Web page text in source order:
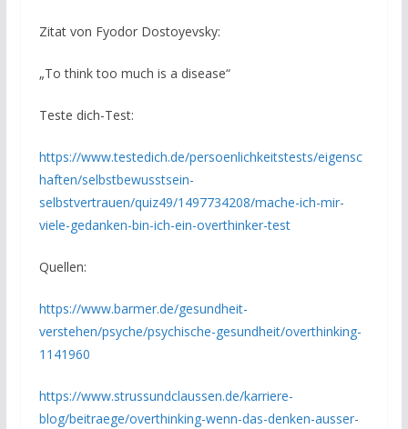
Zitat von Fyodor Dostoyevsky:
„To think too much is a disease“
Teste dich-Test:
https://www.testedich.de/persoenlichkeitstests/eigensc
haften/selbstbewusstsein-
selbstvertrauen/quiz49/1497734208/mache-ich-mir-
viele-gedanken-bin-ich-ein-overthinker-test
Quellen:
https://www.barmer.de/gesundheit-
verstehen/psyche/psychische-gesundheit/overthinking-
1141960
https://www.strussundclaussen.de/karriere-
blog/beitraege/overthinking-wenn-das-denken-ausser-